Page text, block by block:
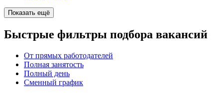
Показать ещё
Быстрые фильтры подбора вакансий
От прямых работодателей
Полная занятость
Полный день
Сменный график